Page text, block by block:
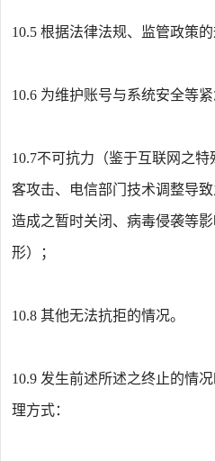
10.5根据法律法规、监管政策
10.6 为维护账号与系统安全等紧
10.7不可抗力（鉴于互联网之
客攻击、电信部门技术调整导
造成之暂时关闭、病毒侵袭等
形）；
10.8其他无法抗拒的情况。
10.9 发生前述所述之终止的情
理方式：